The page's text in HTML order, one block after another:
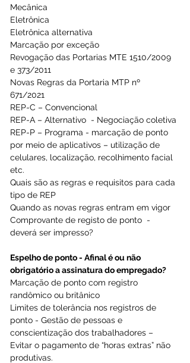
Mecânica
Eletrônica
Eletrônica alternativa
Marcação por exceção
Revogação das Portarias MTE 1510/2009
e 373/2011
Novas Regras da Portaria MTP nº
671/2021
REP-C – Convencional
REP-A – Alternativo  - Negociação coletiva
REP-P – Programa - marcação de ponto
por meio de aplicativos – utilização de
celulares, localização, recolhimento facial
etc.
Quais são as regras e requisitos para cada
tipo de REP
Quando as novas regras entram em vigor
Comprovante de registo de ponto  -
deverá ser impresso?
Espelho de ponto - Afinal é ou não
obrigatório a assinatura do empregado?
Marcação de ponto com registro
randômico ou britânico
Limites de tolerância nos registros de
ponto - Gestão de pessoas e
conscientização dos trabalhadores –
Evitar o pagamento de “horas extras” não
produtivas.